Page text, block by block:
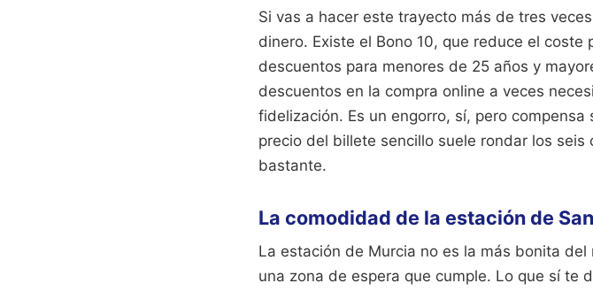
Si vas a hacer este trayecto más de tres
dinero. Existe el Bono 10, que reduce el
descuentos para menores de 25 años y
descuentos en la compra online a veces
fidelización. Es un engorro, sí, pero
precio del billete sencillo suele rondar los
bastante.
La comodidad de la estación de
La estación de Murcia no es la más bonita
una zona de espera que cumple. Lo que sí te